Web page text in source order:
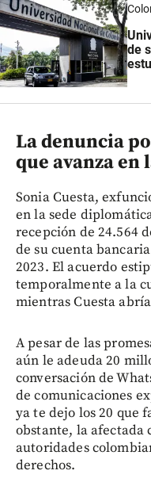
de
La denuncia
que avanza en
Sonia Cuesta,
en la sede
recepción de 24.564
de su cuenta
2023. El acuerdo
temporalmente a la
mientras Cuesta
A pesar de las
aún le adeuda 20
conversación de
de comunicaciones
ya te dejo los 20 que
obstante, la afectada
autoridades
derechos.